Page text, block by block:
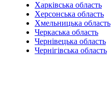
Харківська область
Херсонська область
Хмельницька область
Черкаська область
Чернівецька область
Чернігівська область